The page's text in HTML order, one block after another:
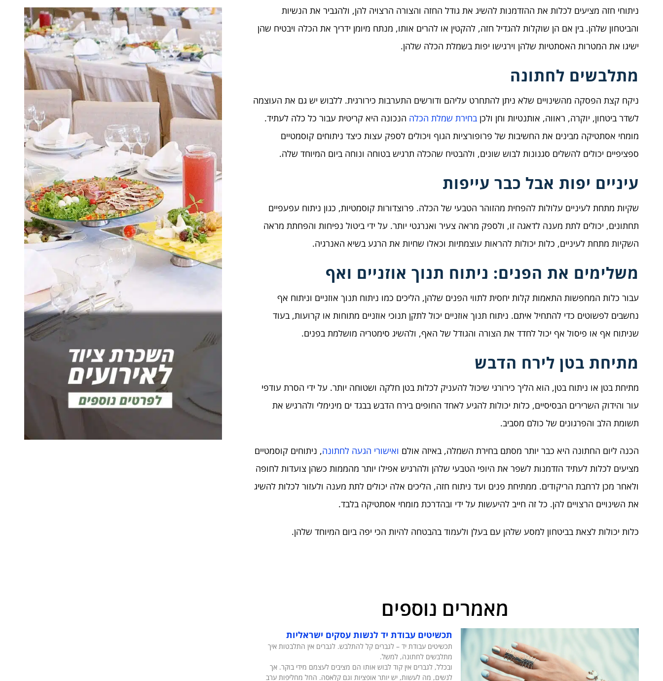
ניתוחי חזה מציעים לכלות את ההזדמנות להשיג את גודל החזה והצורה הרצויה להן, ולהגביר את הנשיות
והביטחון שלהן. בין אם הן שוקלות להגדיל חזה, להקטין או להרים אותו, מנתח מיומן ידריך את הכלה ויבטיח שהן
ישיגו את המטרות האסתטיות שלהן וירגישו יפות בשמלת הכלה שלהן.
מתלבשים לחתונה
ניקח קצת הפסקה מהשינויים שלא ניתן להתחרט עליהם ודורשים התערבות כירורגית. ללבוש יש גם את העוצמה
לשדר ביטחון, יוקרה, ראווה, אותנטיות וחן ולכן בחירת שמלת הכלה הנכונה היא קריטית עבור כל כלה לעתיד.
מומחי אסתטיקה מבינים את החשיבות של פרופורציות הגוף ויכולים לספק עצות כיצד ניתוחים קוסמטיים
ספציפיים יכולים להשלים סגנונות לבוש שונים, ולהבטיח שהכלה תרגיש בטוחה ונוחה ביום המיוחד שלה.
עיניים יפות אבל כבר עייפות
שקיות מתחת לעיניים עלולות להפחית מהזוהר הטבעי של הכלה. פרוצדורות קוסמטיות, כגון ניתוח עפעפיים
תחתונים, יכולים לתת מענה לדאגה זו, ולספק מראה צעיר ואנרגטי יותר. על ידי ביטול נפיחות והפחתת מראה
השקיות מתחת לעיניים, כלות יכולות להראות עוצמתיות וכאלו שחיות את הרגע בשיא האנרגיה.
משלימים את הפנים: ניתוח תנוך אוזניים ואף
עבור כלות המחפשות התאמות קלות יחסית לתווי הפנים שלהן, הליכים כמו ניתוח תנוך אוזניים וניתוח אף
נחשבים לפשוטים כדי להתחיל איתם. ניתוח תנוך אוזניים יכול לתקן תנוכי אוזניים מתוחות או קרועות, בעוד
שניתוח אף או פיסול אף יכול לחדד את הצורה והגודל של האף, ולהשיג סימטריה מושלמת בפנים.
מתיחת בטן לירח הדבש
מתיחת בטן או ניתוח בטן, הוא הליך כירורגי שיכול להעניק לכלות בטן חלקה ושטוחה יותר. על ידי הסרת עודפי
עור והידוק השרירים הבסיסיים, כלות יכולות להגיע לאחד החופים בירח הדבש בבגד ים מינימלי ולהרגיש את
תשומת הלב והפרגונים של כולם מסביב.
הכנה ליום החתונה היא כבר יותר מסתם בחירת השמלה, באיזה אולם ואישורי הגעה לחתונה, ניתוחים קוסמטיים
מציעים לכלות לעתיד הזדמנות לשפר את היופי הטבעי שלהן ולהרגיש אפילו יותר מהממות כשהן צועדות לחופה
ולאחר מכן לרחבת הריקודים. ממתיחת פנים ועד ניתוח חזה, הליכים אלה יכולים לתת מענה ולעזור לכלות להשיג
את השינויים הרצויים להן. כל זה חייב להיעשות על ידי ובהדרכת מומחי אסתטיקה בלבד.
כלות יכולות לצאת בביטחון למסע שלהן עם בעלן ולעמוד בהבטחה להיות הכי יפה ביום המיוחד שלהן.
מאמרים נוספים
תכשיטים עבודת יד לנשות עסקים ישראליות
תכשיטים עבודת יד – לגברים קל להתלבש. לגברים אין התלבטות איך
מתלבשים לחתונה, למשל.
ובכלל, לגברים אין קוד לבוש אותו הם מציבים לעצמם מידי בוקר. אך
לנשים, מה לעשות, יש יותר אופציות וגם קלאסה. החל מחליפות ערב